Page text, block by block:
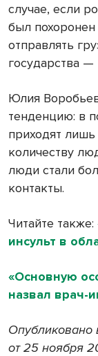
случае, если
был
отправлять
государства —
Юлия
тенденцию: в
приходят
количеству
люди стали
контакты.
Читайте также:
инсульт в
«Основную
назвал врач-
Опубликовано
от 25 ноября